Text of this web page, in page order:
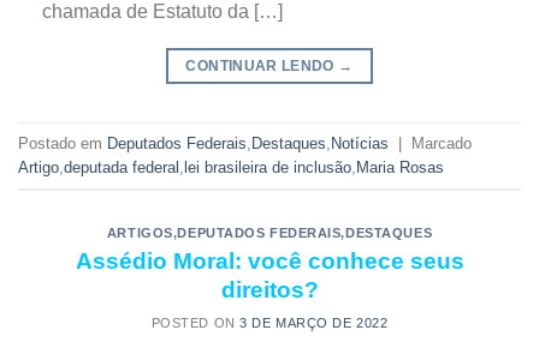
chamada de Estatuto da […]
CONTINUAR LENDO →
Postado em Deputados Federais Destaques Notícias | Marcado
Artigo deputada federal lei brasileira de inclusão Maria Rosas
ARTIGOS,DEPUTADOS FEDERAIS, DESTAQUES
Assédio Moral: você conhece seus
direitos?
POSTED ON3 DE MARÇO DE 2022